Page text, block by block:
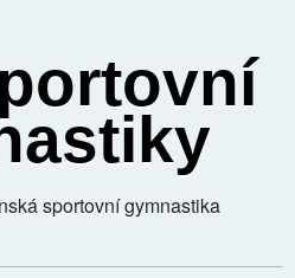
sportovní gymnastika